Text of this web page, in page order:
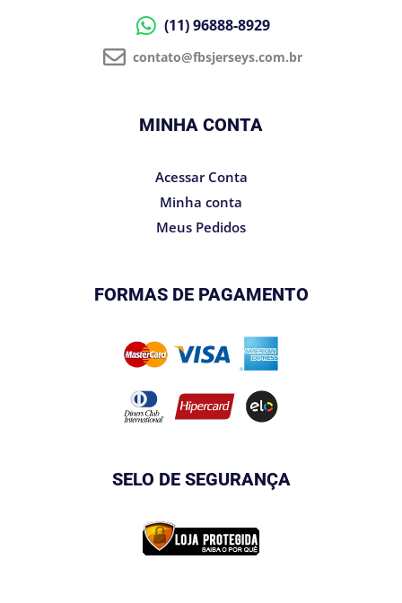
(11) 96888-8929
contato@fbsjerseys.com.br
MINHA CONTA
Acessar Conta
Minha conta
Meus Pedidos
FORMAS DE PAGAMENTO
SELO DE SEGURANÇA